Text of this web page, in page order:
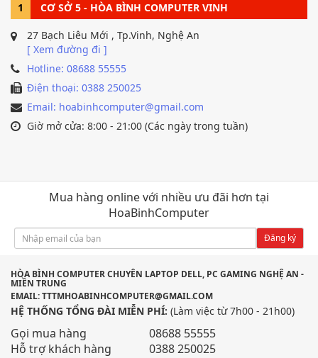
1 CƠ SỞ 5 - HÒA BÌNH COMPUTER VINH
27 Bạch Liêu Mới , Tp.Vinh, Nghệ An
[ Xem đường đi ]
Hotline: 08688 55555
Điện thoại: 0388 250025
Email: hoabinhcomputer@gmail.com
Giờ mở cửa: 8:00 - 21:00 (Các ngày trong tuần)
Mua hàng online với nhiều ưu đãi hơn tại
HoaBinhComputer
Đăng ký
HÒA BÌNH COMPUTER CHUYÊN LAPTOP DELL, PC GAMING NGHỆ AN -
MIỀN TRUNG
EMAIL: TTTMHOABINHCOMPUTER@GMAIL.COM
HỆ THỐNG TỔNG ĐÀI MIỄN PHÍ: (Làm việc từ 7h00 - 21h00)
Gọi mua hàng
08688 55555
Hỗ trợ khách hàng
0388 250025